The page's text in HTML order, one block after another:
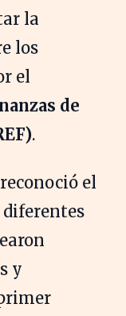
la
los
el
de
.
el
diferentes
y